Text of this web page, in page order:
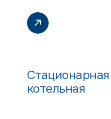
Стационарная
котельная